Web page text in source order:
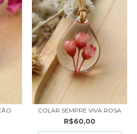
COLAR SEMPRE VIVA ROSA
R$60,00